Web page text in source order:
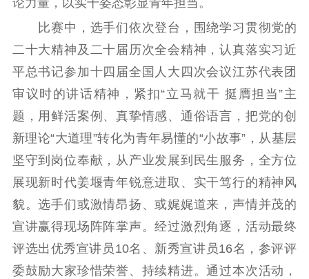
文化交流
体制改革
紫金文化艺术节
品牌活动 紫艺舞台
精神文明
文明创建 文明实践
文明培育
先进典型
社会宣传
思想政治教育 爱国主义教育
全民国防教育
红色资源保护利
用
新闻出版
比赛中，选手们依次登台，围绕学习贯彻党的
二十大精神及二十届历次全会精神，认真落实习近
平总书记参加十四届全国人大四次会议江苏代表团
审议时的讲话精神，紧扣“立马就干 挺膺担当”主
题，用鲜活案例、真挚情感、通俗语言，把党的创
新理论“大道理”转化为青年易懂的“小故事”，从基层
坚守到岗位奉献，从产业发展到民生服务，全方位
展现新时代姜堰青年锐意进取、实干笃行的精神风
貌。选手们或激情昂扬、或娓娓道来，声情并茂的
宣讲赢得现场阵阵掌声。经过激烈角逐，活动最终
评选出优秀宣讲员10名、新秀宣讲员16名，参评评
委鼓励大家珍惜荣誉、持续精进。通过本次活动，